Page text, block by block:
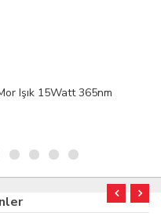
Işık 15Watt 365nm